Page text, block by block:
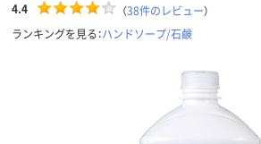
4.4 （38件のレビュー）
ランキングを見る：ハンドソープ/石鹸